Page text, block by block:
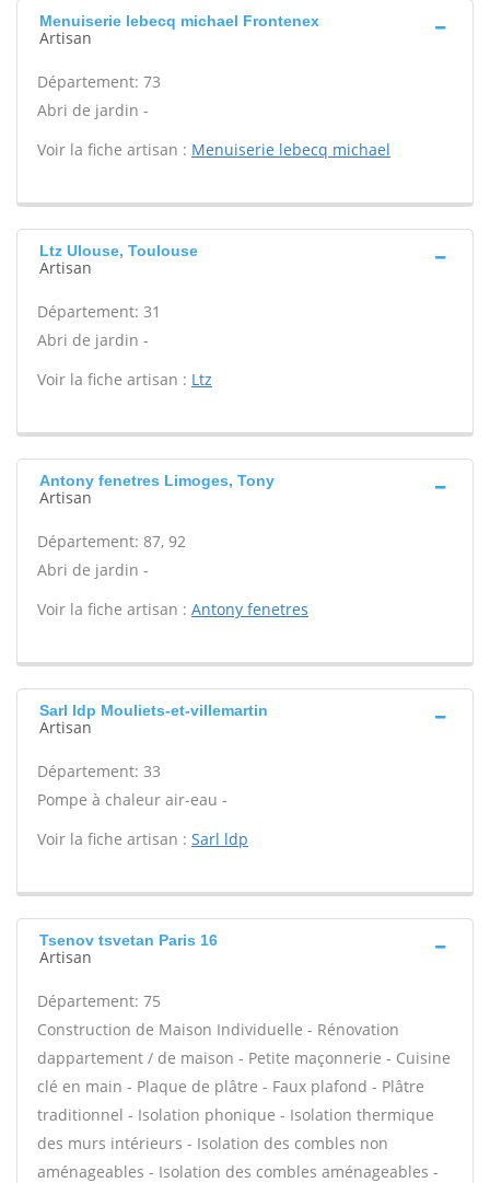
Menuiserie lebecq michael Frontenex
Artisan
Département: 73
Abri de jardin -
Voir la fiche artisan : Menuiserie lebecq michael
Ltz Ulouse, Toulouse
Artisan
Département: 31
Abri de jardin -
Voir la fiche artisan : Ltz
Antony fenetres Limoges, Tony
Artisan
Département: 87, 92
Abri de jardin -
Voir la fiche artisan : Antony fenetres
Sarl ldp Mouliets-et-villemartin
Artisan
Département: 33
Pompe à chaleur air-eau -
Voir la fiche artisan : Sarl ldp
Tsenov tsvetan Paris 16
Artisan
Département: 75
Construction de Maison Individuelle - Rénovation
dappartement / de maison - Petite maçonnerie - Cuisine
clé en main - Plaque de plâtre - Faux plafond - Plâtre
traditionnel - Isolation phonique - Isolation thermique
des murs intérieurs - Isolation des combles non
aménageables - Isolation des combles aménageables -